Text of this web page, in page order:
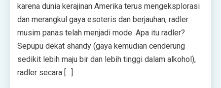
karena dunia kerajinan Amerika terus mengeksplorasi
dan merangkul gaya esoteris dan berjauhan, radler
musim panas telah menjadi mode. Apa itu radler?
Sepupu dekat shandy (gaya kemudian cenderung
sedikit lebih maju bir dan lebih tinggi dalam alkohol),
radler secara […]